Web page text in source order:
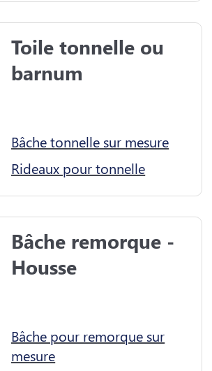
Toile tonnelle ou
barnum
Bâche tonnelle sur mesure
Rideaux pour tonnelle
Bâche remorque -
Housse
Bâche pour remorque sur
mesure